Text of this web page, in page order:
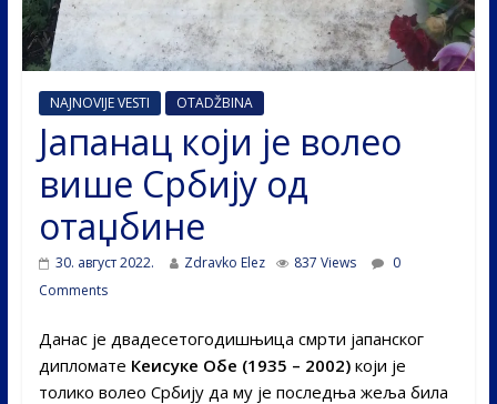
NAJNOVIJE VESTI OTADŽBINA
Јапанац који је волео
више Србију од
отаџбине
30. август 2022. Zdravko Elez 837 Views
0
Comments
Данас је двадесетогодишњица смрти јапанског
дипломате Кеисуке Обе (1935 – 2002)који је
толико волео Србију да му је последња жеља била